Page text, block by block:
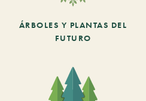
ÁRBOLES Y PLANTAS DEL
FUTURO